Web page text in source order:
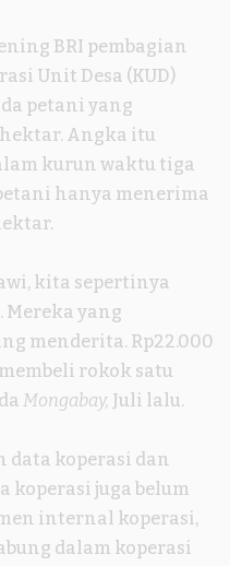
BRI pembagian
Unit Desa (KUD)
petani yang
Angka itu
kurun waktu tiga
hanya menerima
kita sepertinya
yang
menderita. Rp22.000
rokok satu
Mongabay, Juli lalu.
data koperasi dan
koperasi juga belum
internal koperasi,
dalam koperasi